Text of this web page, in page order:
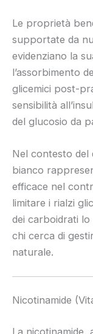
Le proprietà
supportate da
evidenziano la
l’assorbimento
glicemici post-
sensibilità
del glucosio da
Nel contesto del
bianco
efficace nel
limitare i rialzi
dei carboidrati
chi cerca di
naturale.
Nicotinamide
La nicotinamide,